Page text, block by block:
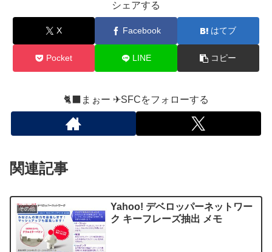
シェアする
X Facebook はてブ
Pocket LINE コピー
🐈‍⬛まぉー ✈︎SFCをフォローする
関連記事
その他
Yahoo! デベロッパーネットワー
ク キーフレーズ抽出 メモ